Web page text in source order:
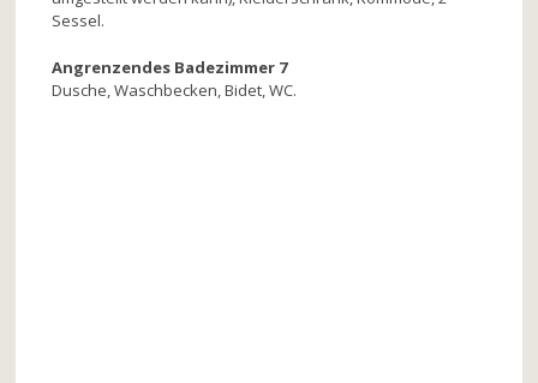
Sessel.
Angrenzendes Badezimmer 7
Dusche, Waschbecken, Bidet, WC.